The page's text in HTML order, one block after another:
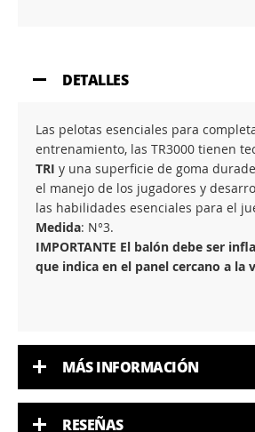
DETALLES
Las pelotas esenciales para
entrenamiento, las TR3000 tienen
TRI y una superficie de goma
el manejo de los jugadores y
las habilidades esenciales para el
Medida: N°3.
IMPORTANTE El balón debe ser
que indica en el panel cercano a la
MÁS INFORMACIÓN
RESEÑAS